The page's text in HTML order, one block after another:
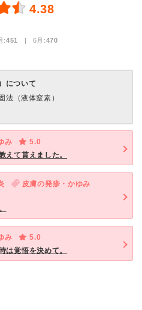
4.38
:451 | 6月:470
について
法（液体窒素）
み
5.0
えて貰えました。
皮膚の発疹・かゆみ
み
5.0
覚悟を決めて。